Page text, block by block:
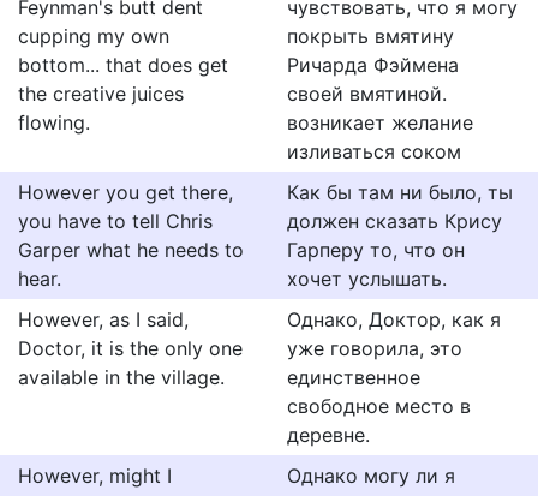
Feynman's butt dent
cupping my own
bottom... that does get
the creative juices
flowing.
чувствовать, что я могу
покрыть вмятину
Ричарда Фэймена
своей вмятиной.
возникает желание
изливаться соком
However you get there,
you have to tell Chris
Garper what he needs to
hear.
Как бы там ни было, ты
должен сказать Крису
Гарперу то, что он
хочет услышать.
However, as I said,
Doctor, it is the only one
available in the village.
Однако, Доктор, как я
уже говорила, это
единственное
свободное место в
деревне.
However, might I
Однако могу ли я